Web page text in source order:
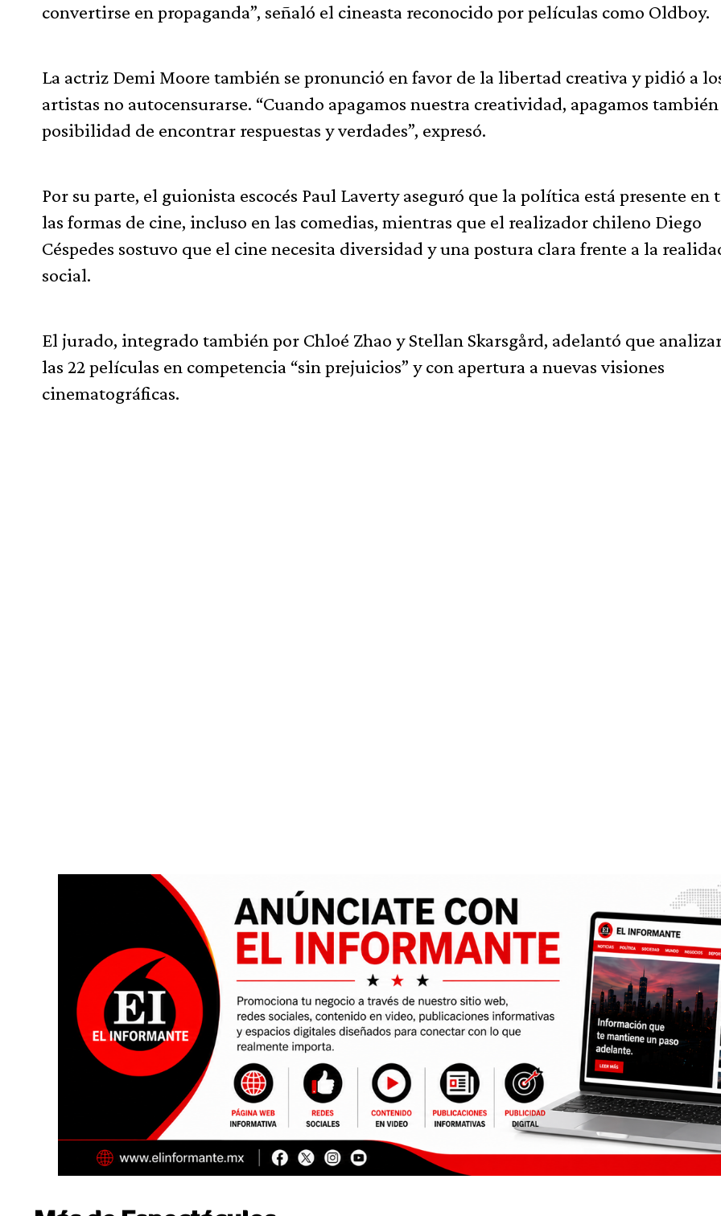
convertirse en propaganda”, señaló el cineasta reconocido por películas como Oldboy.
La actriz Demi Moore también se pronunció en favor de la libertad creativa y pidió a
artistas no autocensurarse. “Cuando apagamos nuestra creatividad, apagamos
posibilidad de encontrar respuestas y verdades”, expresó.
Por su parte, el guionista escocés Paul Laverty aseguró que la política está presente en
las formas de cine, incluso en las comedias, mientras que el realizador chileno Diego
Céspedes sostuvo que el cine necesita diversidad y una postura clara frente a la
social.
El jurado, integrado también por Chloé Zhao y Stellan Skarsgård, adelantó que
las 22 películas en competencia “sin prejuicios” y con apertura a nuevas visiones
cinematográficas.